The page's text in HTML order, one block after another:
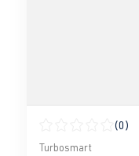
Calificación
(0)
Turbosmart